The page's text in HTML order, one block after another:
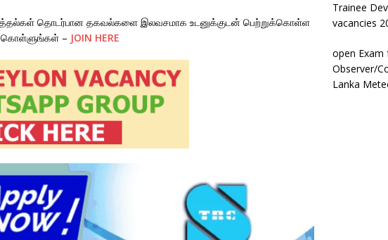
தொடர்பான தகவல்களை இலவசமாக உடனுக்குடன் பெற்றுக்கொள்ள
கொள்ளுங்கள் – JOIN HERE
Trainee
vacancies
open
Observer/
Lanka